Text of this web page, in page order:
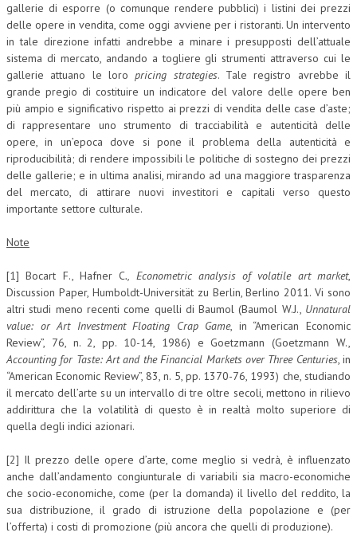
gallerie di esporre (o comunque rendere pubblici) i listini dei prezzi
delle opere in vendita, come oggi avviene per i ristoranti. Un intervento
in tale direzione infatti andrebbe a minare i presupposti dell’attuale
sistema di mercato, andando a togliere gli strumenti attraverso cui le
gallerie attuano le loropricing strategies. Tale registro avrebbe il
grande pregio di costituire un indicatore del valore delle opere ben
più ampio e significativo rispetto ai prezzi di vendita delle case d’aste;
di rappresentare uno strumento di tracciabilità e autenticità delle
opere, in un’epoca dove si pone il problema della autenticità e
riproducibilità; di rendere impossibili le politiche di sostegno dei prezzi
delle gallerie; e in ultima analisi, mirando ad una maggiore trasparenza
del mercato, di attirare nuovi investitori e capitali verso questo
importante settore culturale.
Note
[1] Bocart F., Hafner C., Econometric analysis of volatile art market,
Discussion Paper, Humboldt-Universität zu Berlin, Berlino 2011. Vi sono
altri studi meno recenti come quelli di Baumol (Baumol W.J., Unnatural
value: or Art Investment Floating Crap Game, in “American Economic
Review”, 76, n. 2, pp. 10-14, 1986) e Goetzmann (Goetzmann W.,
Accounting for Taste: Art and the Financial Markets over Three Centuries, in
“American Economic Review”, 83, n. 5, pp. 1370-76, 1993) che, studiando
il mercato dell’arte su un intervallo di tre oltre secoli, mettono in rilievo
addirittura che la volatilità di questo è in realtà molto superiore di
quella degli indici azionari.
[2] Il prezzo delle opere d’arte, come meglio si vedrà, è influenzato
anche dall’andamento congiunturale di variabili sia macro-economiche
che socio-economiche, come (per la domanda) il livello del reddito, la
sua distribuzione, il grado di istruzione della popolazione e (per
l’offerta) i costi di promozione (più ancora che quelli di produzione).